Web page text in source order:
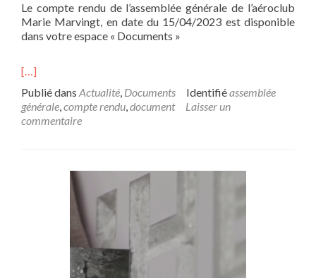
Le compte rendu de l’assemblée générale de l’aéroclub
Marie Marvingt, en date du 15/04/2023 est disponible
dans votre espace « Documents »
[…]
Publié dans Actualité, Documents Identifiéassemblée
générale,compte rendu,document
Laisser un
commentaire